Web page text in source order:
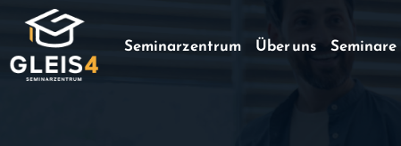
Seminarzentrum Über uns Seminare